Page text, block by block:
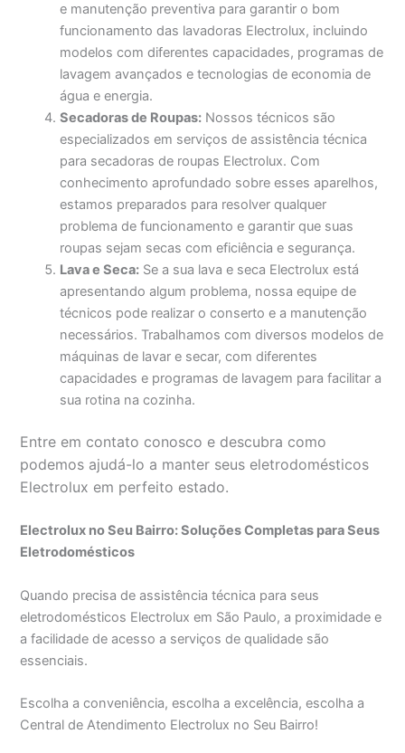
e manutenção preventiva para garantir o bom
funcionamento das lavadoras Electrolux, incluindo
modelos com diferentes capacidades, programas de
lavagem avançados e tecnologias de economia de
água e energia.
Secadoras de Roupas: Nossos técnicos são
especializados em serviços de assistência técnica
para secadoras de roupas Electrolux. Com
conhecimento aprofundado sobre esses aparelhos,
estamos preparados para resolver qualquer
problema de funcionamento e garantir que suas
roupas sejam secas com eficiência e segurança.
Lava e Seca: Se a sua lava e seca Electrolux está
apresentando algum problema, nossa equipe de
técnicos pode realizar o conserto e a manutenção
necessários. Trabalhamos com diversos modelos de
máquinas de lavar e secar, com diferentes
capacidades e programas de lavagem para facilitar a
sua rotina na cozinha.
Entre em contato conosco e descubra como
podemos ajudá-lo a manter seus eletrodomésticos
Electrolux em perfeito estado.
Electrolux no Seu Bairro: Soluções Completas para Seus
Eletrodomésticos
Quando precisa de assistência técnica para seus
eletrodomésticos Electrolux em São Paulo, a proximidade e
a facilidade de acesso a serviços de qualidade são
essenciais.
Escolha a conveniência, escolha a excelência, escolha a
Central de Atendimento Electrolux no Seu Bairro!